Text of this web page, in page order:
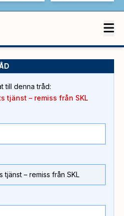
till denna tråd:
tjänst – remiss från SKL